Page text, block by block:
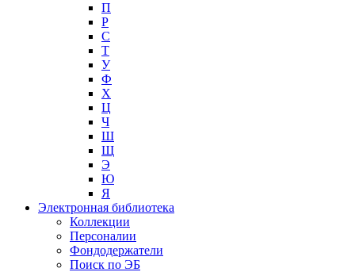
П
Р
С
Т
У
Ф
Х
Ц
Ч
Ш
Щ
Э
Ю
Я
Электронная библиотека
Коллекции
Персоналии
Фондодержатели
Поиск по ЭБ